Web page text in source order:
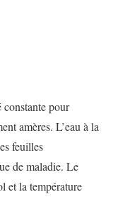
pour
amères. L’eau à la
feuilles
de maladie. Le
et la température